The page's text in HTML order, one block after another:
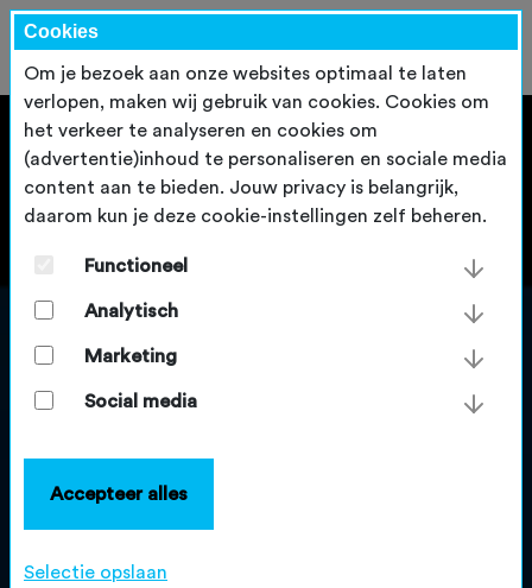
Cookies
Om je bezoek aan onze websites optimaal te laten
verlopen, maken wij gebruik van cookies. Cookies om
het verkeer te analyseren en cookies om
(advertentie)inhoud te personaliseren en sociale media
content aan te bieden. Jouw privacy is belangrijk,
daarom kun je deze cookie-instellingen zelf beheren.
Functioneel
Analytisch
Marketing
Social media
Accepteer alles
Selectie opslaan